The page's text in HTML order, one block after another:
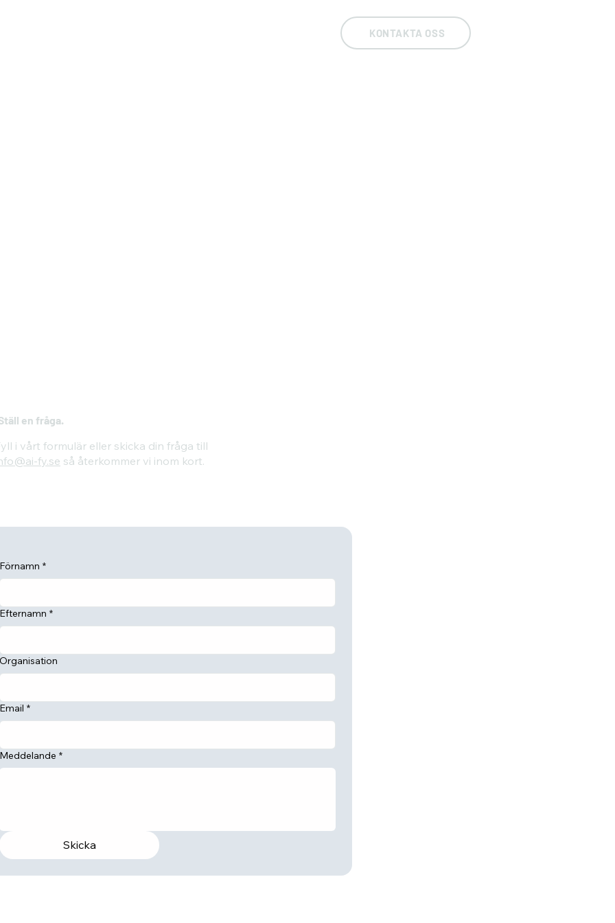
KONTAKTA OSS
en fråga.
i vårt formulär eller skicka din fråga till
fy.se så återkommer vi inom kort.
Förnamn *
Efternamn *
Organisation
Email *
Meddelande *
Skicka